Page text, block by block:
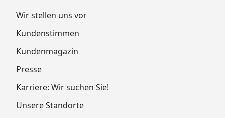
Wir stellen uns vor
Kundenstimmen
Kundenmagazin
Presse
Karriere: Wir suchen Sie!
Unsere Standorte